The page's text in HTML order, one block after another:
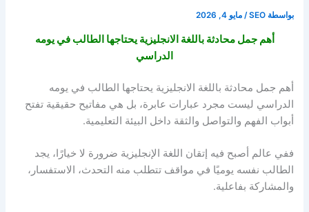
بواسطة SEO
/مايو 4, 2026
أهم جمل محادثة باللغة الانجليزية يحتاجها الطالب في يومه
الدراسي
أهم جمل محادثة باللغة الانجليزية يحتاجها الطالب في يومه
الدراسي ليست مجرد عبارات عابرة، بل هي مفاتيح حقيقية تفتح
أبواب الفهم والتواصل والثقة داخل البيئة التعليمية.
ففي عالم أصبح فيه إتقان اللغة الإنجليزية ضرورة لا خيارًا، يجد
الطالب نفسه يوميًا في مواقف تتطلب منه التحدث، الاستفسار،
والمشاركة بفاعلية.